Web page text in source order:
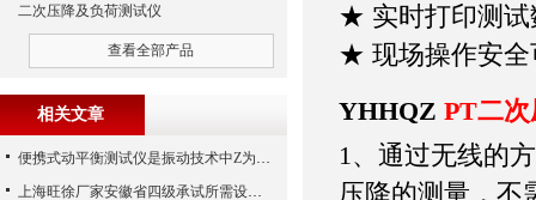
★ 实时打印测试
★ 现场操作安全
YHHQZ PT二
1、通过无线的
压降的测量，不
二次压降及负荷测试仪
查看全部产品
相关文章
便携式动平衡测试仪是振动技术中Z为理想之工具
上海旺徐厂家安徽省四级承试所需设备配置清单